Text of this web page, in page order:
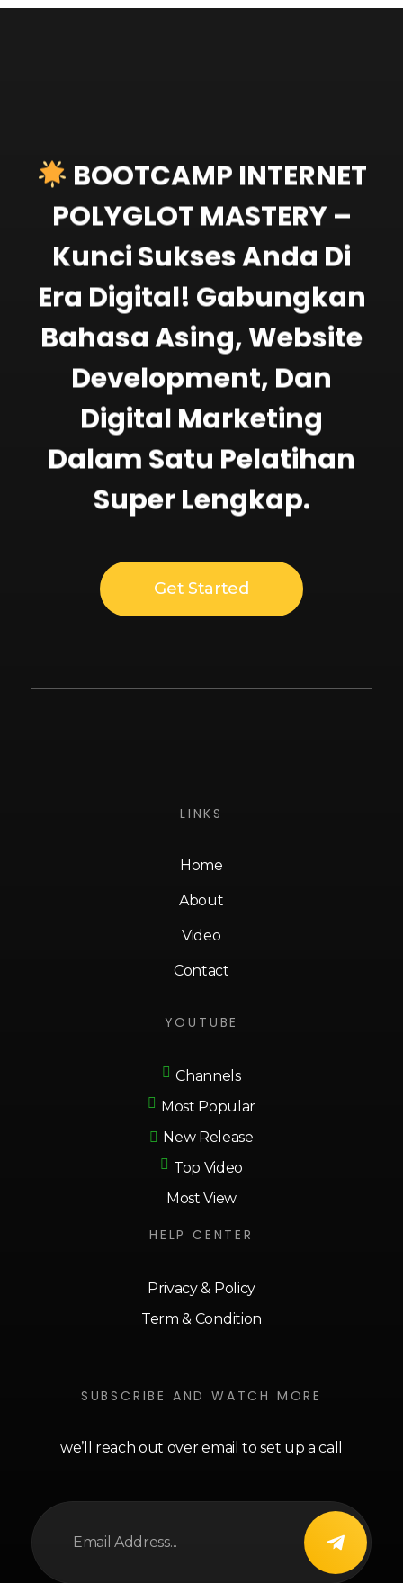
BOOTCAMP INTERNET
POLYGLOT MASTERY –
Kunci Sukses Anda Di
Era Digital! Gabungkan
Bahasa Asing, Website
Development, Dan
Digital Marketing
Dalam Satu Pelatihan
Super Lengkap.
Get Started
LINKS
Home
About
Video
Contact
YOUTUBE
Channels
Most Popular
New Release
Top Video
Most View
HELP CENTER
Privacy & Policy
Term & Condition
SUBSCRIBE AND WATCH MORE
we’ll reach out over email to set up a call